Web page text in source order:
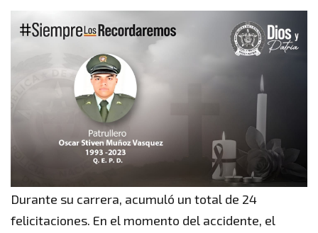
Durante su carrera, acumuló un total de 24
felicitaciones. En el momento del accidente, el